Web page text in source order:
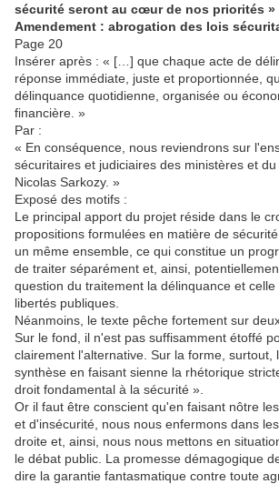
sécurité seront au cœur de nos priorités »
Amendement : abrogation des lois
Page 20
Insérer après : « […] que chaque acte de
réponse immédiate, juste et proportionnée,
délinquance quotidienne, organisée ou
financière. »
Par :
« En conséquence, nous reviendrons sur
sécuritaires et judiciaires des ministères et
Nicolas Sarkozy. »
Exposé des motifs :
Le principal apport du projet réside dans le
propositions formulées en matière de
un même ensemble, ce qui constitue un
de traiter séparément et, ainsi,
question du traitement la délinquance et
libertés publiques.
Néanmoins, le texte pêche fortement sur
Sur le fond, il n'est pas suffisamment étoffé
clairement l'alternative. Sur la forme, surtout,
synthèse en faisant sienne la rhétorique
droit fondamental à la sécurité ».
Or il faut être conscient qu'en faisant nôtre
et d'insécurité, nous nous enfermons dans
droite et, ainsi, nous nous mettons en
le débat public. La promesse démagogique
dire la garantie fantasmatique contre toute